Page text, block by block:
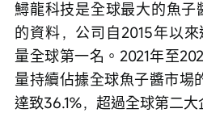
鱘龍科技是全球最大的魚子
的資料，公司自2015年以
量全球第一名。2021年至
量持續佔據全球魚子醬市場
達致36.1%，超過全球第二大